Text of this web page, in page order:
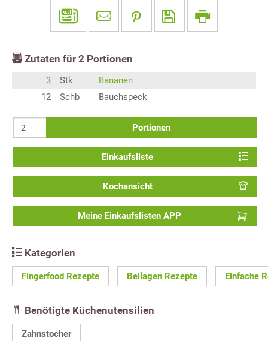
Zutaten für 2 Portionen
3 Stk
Bananen
12
Schb Bauchspeck
Portionen
Einkaufsliste
Kochansicht
Meine Einkaufslisten APP
Kategorien
Fingerfood Rezepte Beilagen Rezepte Einfache
Benötigte Küchenutensilien
Zahnstocher